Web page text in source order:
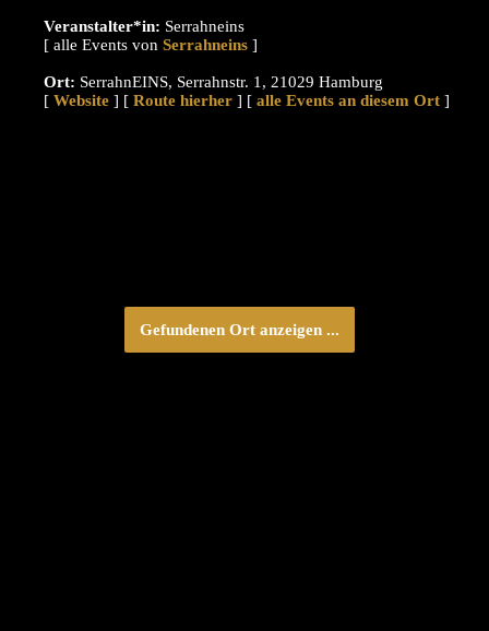
Veranstalter*in: Serrahneins
[ alle Events von
]
Ort: SerrahnEINS, Serrahnstr. 1, 21029 Hamburg
[ Website ] [ Route hierher ] [ alle Events an diesem Ort ]